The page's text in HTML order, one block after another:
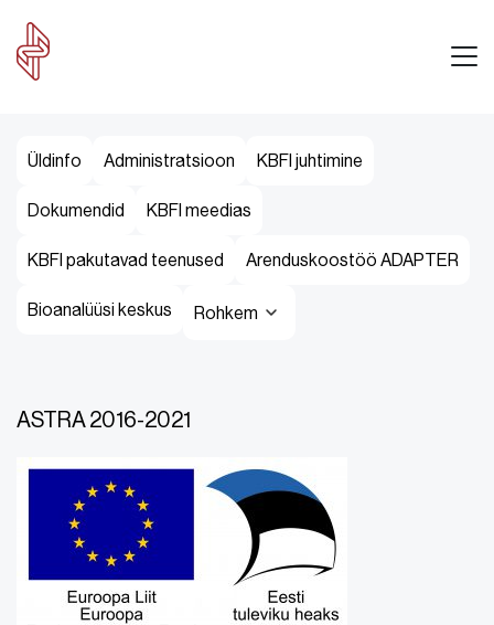
Üldinfo Administratsioon KBFI juhtimine
Dokumendid KBFI meedias
KBFI pakutavad teenused Arenduskoostöö ADAPTER
Bioanalüüsi keskus Rohkem
ASTRA 2016-2021